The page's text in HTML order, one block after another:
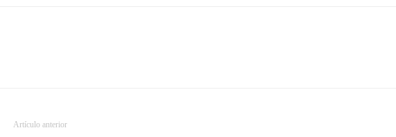
Artículo anterior